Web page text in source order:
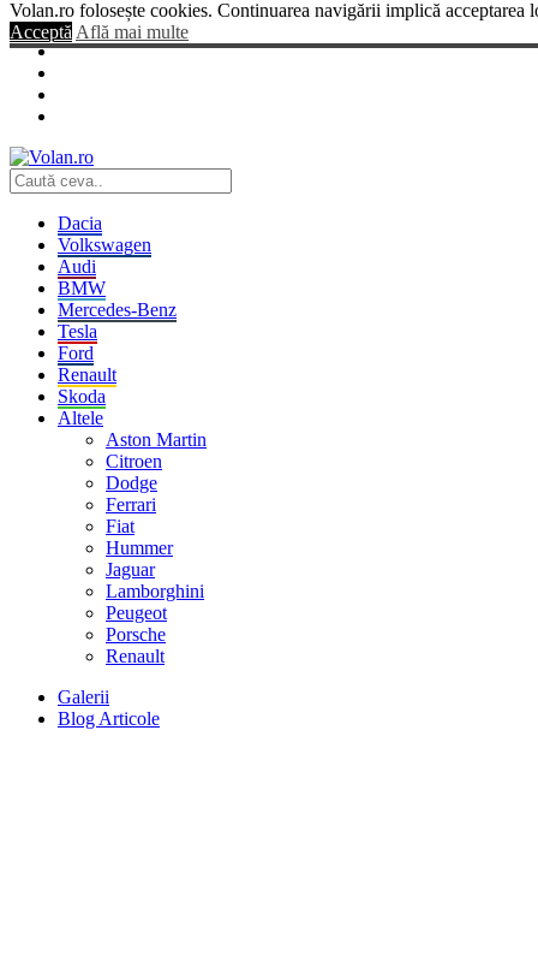
Dacia
Volkswagen
Audi
BMW
Mercedes-Benz
Tesla
Ford
Renault
Skoda
Altele
Aston Martin
Citroen
Dodge
Ferrari
Fiat
Hummer
Jaguar
Lamborghini
Peugeot
Porsche
Renault
Galerii
Blog Articole
Volan.ro folosește cookies. Continuarea navigării implică acceptarea
Acceptă Află mai multe